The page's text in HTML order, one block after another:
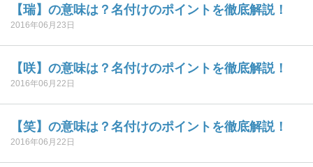
【瑞】の意味は？名付けのポイントを徹底解説！
2016年06月23日
【咲】の意味は？名付けのポイントを徹底解説！
2016年06月22日
【笑】の意味は？名付けのポイントを徹底解説！
2016年06月22日